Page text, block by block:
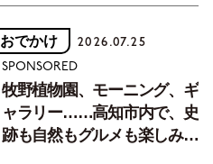
おでかけ 2026.07.25
SPONSORED
牧野植物園、モーニング、ギ
ャラリー……高知市内で、史
跡も自然もグルメも楽しみ尽